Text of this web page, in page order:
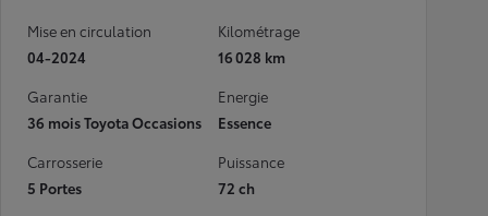
Mise en circulation
04-2024
Kilométrage
16 028 km
Garantie
36 mois Toyota Occasions
Energie
Essence
Carrosserie
5 Portes
Puissance
72 ch